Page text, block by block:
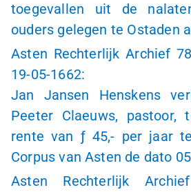
toegevallen uit de
ouders gelegen te Ostaden
Asten Rechterlijk Archief
19-05-1662:
Jan Jansen Henskens
Peeter Claeuws, pastoor,
rente van ƒ 45,- per jaar
Corpus van Asten de dato
Asten Rechterlijk